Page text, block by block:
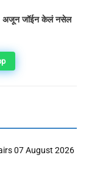
अजून जॉईन केलं नसेल
07 August 2026